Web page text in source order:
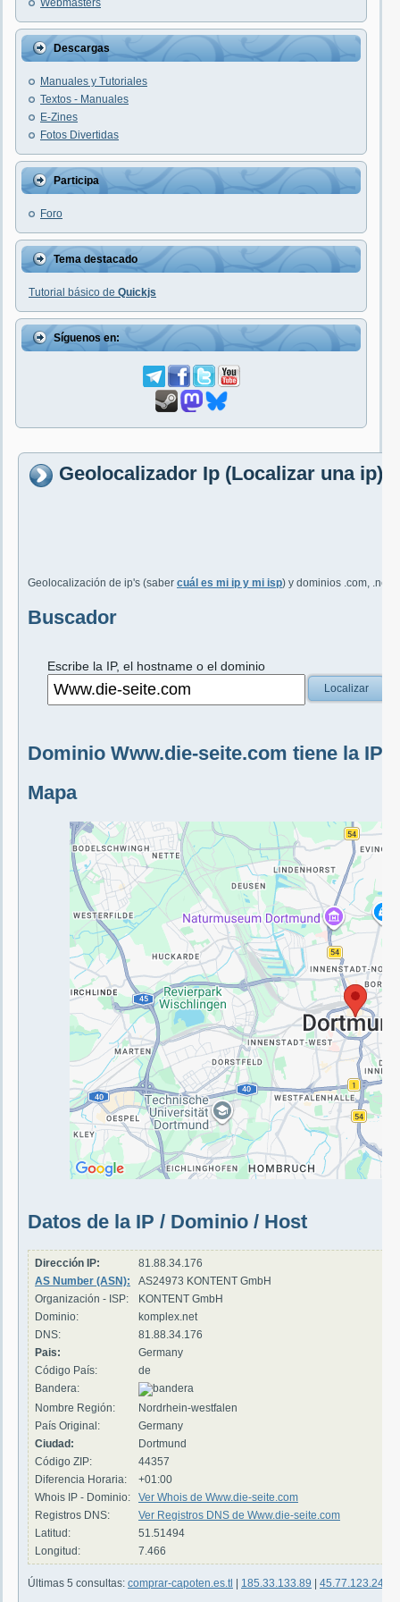
Webmasters
Descargas
Manuales y Tutoriales
Textos - Manuales
E-Zines
Fotos Divertidas
Participa
Foro
Tema destacado
Tutorial básico de Quickjs
Síguenos en:
Geolocalizador Ip (Localizar una ip)
Geolocalización de ip's (saber cuál es mi ip y mi isp) y dominios .com, .net,
Buscador
Escribe la IP, el hostname o el dominio
Localizar
Dominio Www.die-seite.com tiene la IP
Mapa
Datos de la IP / Dominio / Host
Dirección IP:
81.88.34.176
AS Number (ASN):
AS24973 KONTENT GmbH
Organización - ISP:
KONTENT GmbH
Dominio:
komplex.net
DNS:
81.88.34.176
Pais:
Germany
Código País:
de
Bandera:
Nombre Región:
Nordrhein-westfalen
País Original:
Germany
Ciudad:
Dortmund
Código ZIP:
44357
Diferencia Horaria:
+01:00
Whois IP - Dominio:
Ver Whois de Www.die-seite.com
Registros DNS:
Ver Registros DNS de Www.die-seite.com
Latitud:
51.51494
Longitud:
7.466
Últimas 5 consultas: comprar-capoten.es.tl 185.33.133.89 45.77.123.246